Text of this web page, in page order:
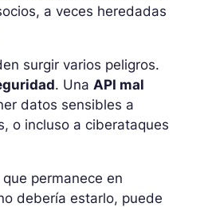
a veces heredadas
surgir varios peligros.
. Una API mal
datos sensibles a
o incluso a ciberataques
que permanece en
debería estarlo, puede